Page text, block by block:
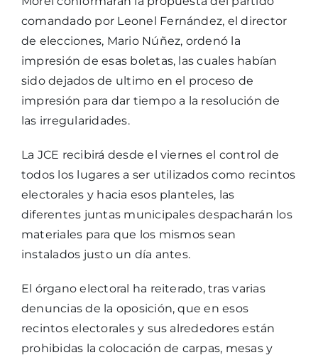
comandado por Leonel Fernández, el director
de elecciones, Mario Núñez, ordenó la
impresión de esas boletas, las cuales habían
sido dejados de ultimo en el proceso de
impresión para dar tiempo a la resolución de
las irregularidades.
La JCE recibirá desde el viernes el control de
todos los lugares a ser utilizados como recintos
electorales y hacia esos planteles, las
diferentes juntas municipales despacharán los
materiales para que los mismos sean
instalados justo un día antes.
El órgano electoral ha reiterado, tras varias
denuncias de la oposición, que en esos
recintos electorales y sus alrededores están
prohibidas la colocación de carpas, mesas y